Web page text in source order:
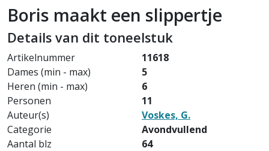
Boris maakt een slippertje
Details van dit toneelstuk
Artikelnummer
11618
Dames (min - max)
5
Heren (min - max)
6
Personen
11
Auteur(s)
Voskes, G.
Categorie
Avondvullend
Aantal blz
64